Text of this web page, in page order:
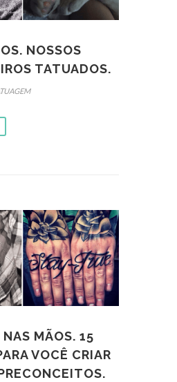
NOSSOS
TATUADOS.
MÃOS. 15
VOCÊ CRIAR